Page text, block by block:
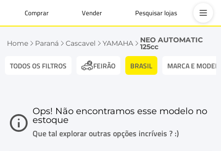
Comprar Vender Pesquisar lojas
Home Paraná Cascavel YAMAHA NEO AUTOMATIC
125cc
TODOS OS FILTROS FEIRÃO BRASIL MARCA E
Ops! Não encontramos esse modelo no
estoque
Que tal explorar outras opções incríveis ? :)